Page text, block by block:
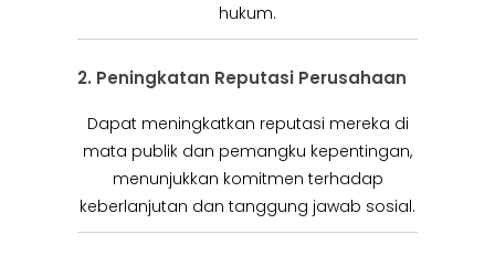
hukum.
2. Peningkatan Reputasi Perusahaan
Dapat meningkatkan reputasi mereka di
mata publik dan pemangku kepentingan,
menunjukkan komitmen terhadap
keberlanjutan dan tanggung jawab sosial.